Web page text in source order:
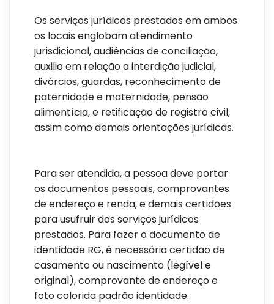
Os serviços jurídicos prestados em ambos
os locais englobam atendimento
jurisdicional, audiências de conciliação,
auxilio em relação a interdição judicial,
divórcios, guardas, reconhecimento de
paternidade e maternidade, pensão
alimentícia, e retificação de registro civil,
assim como demais orientações jurídicas.
Para ser atendida, a pessoa deve portar
os documentos pessoais, comprovantes
de endereço e renda, e demais certidões
para usufruir dos serviços jurídicos
prestados. Para fazer o documento de
identidade RG, é necessária certidão de
casamento ou nascimento (legível e
original), comprovante de endereço e
foto colorida padrão identidade.